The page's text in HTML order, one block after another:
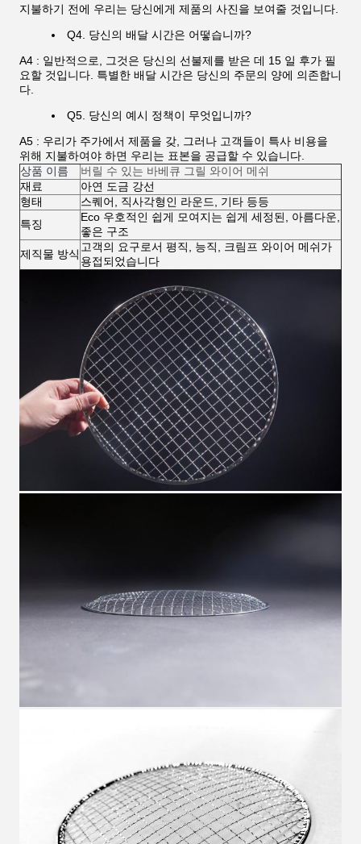
지불하기 전에 우리는 당신에게 제품의 사진을 보여줄 것입니다.
Q4. 당신의 배달 시간은 어떻습니까?
A4 : 일반적으로, 그것은 당신의 선불제를 받은 데 15 일 후가 필
요할 것입니다. 특별한 배달 시간은 당신의 주문의 양에 의존합니
다.
Q5. 당신의 예시 정책이 무엇입니까?
A5 : 우리가 주가에서 제품을 갖, 그러나 고객들이 특사 비용을
위해 지불하여야 하면 우리는 표본을 공급할 수 있습니다.
상품 이름
버릴 수 있는 바베큐 그릴 와이어 메쉬
재료
아연 도금 강선
형태
스퀘어, 직사각형인 라운드, 기타 등등
특징
Eco 우호적인 쉽게 모여지는 쉽게 세정된, 아름다운,
좋은 구조
제직물 방식
고객의 요구로서 평직, 능직, 크림프 와이어 메쉬가
용접되었습니다